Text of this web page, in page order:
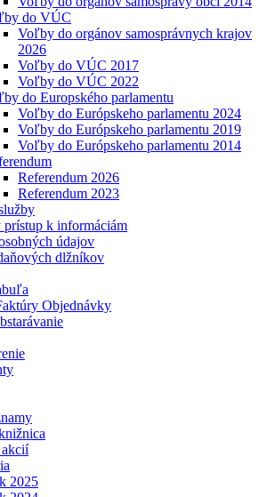
do VÚC
Voľby do orgánov samosprávnych krajov
2026
Voľby do VÚC 2017
Voľby do VÚC 2022
do Europského parlamentu
Voľby do Európskeho parlamentu 2024
Voľby do Európskeho parlamentu 2019
Voľby do Európskeho parlamentu 2014
Referendum 2026
Referendum 2023
prístup k informáciám
údajov
dlžníkov
Objednávky
2025